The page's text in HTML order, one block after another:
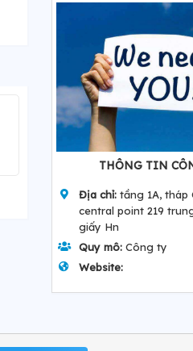
THÔNG TIN
Địa chỉ:tầng 1A, tháp
central point 219
giấy Hn
Quy mô:Công ty
Website: